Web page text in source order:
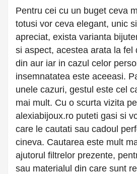
Pentru cei cu un buget ceva
totusi vor ceva elegant, unic
apreciat, exista varianta
si aspect, acestea arata la fel
din aur iar in cazul celor
insemnatatea este aceeasi.
unele cazuri, gestul este cel
mai mult. Cu o scurta vizita
alexiabijoux.ro puteti gasi si
care le cautati sau cadoul
cineva. Cautarea este mult
ajutorul filtrelor prezente,
sau materialul din care sunt